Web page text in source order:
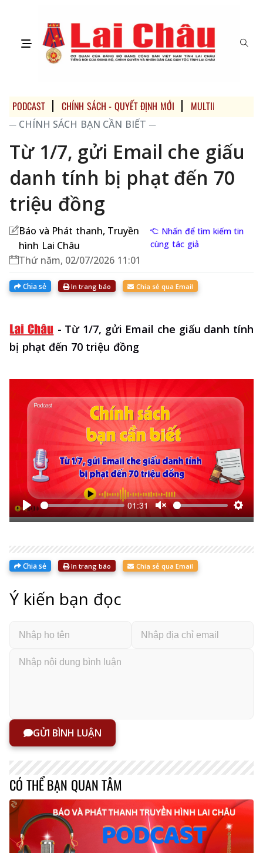
PODCAST CHÍNH SÁCH - QUYẾT ĐỊNH MỚI MULTIMEDIA
─ CHÍNH SÁCH BẠN CẦN BIẾT ─
Từ 1/7, gửi Email che giấu
danh tính bị phạt đến 70
triệu đồng
Báo và Phát thanh, Truyền
hình Lai Châu
Nhấn để tìm kiếm tin
cùng tác giả
Thứ năm, 02/07/2026 11:01
Chia sẻ In trang báo Chia sẻ qua Email
- Từ 1/7, gửi Email che giấu danh tính
bị phạt đến 70 triệu đồng
Bắt
01:31
Unmute
Thiết
Chia sẻ In trang báo Chia sẻ qua Email
Ý kiến bạn đọc
GỬI BÌNH LUẬN
CÓ THỂ BẠN QUAN TÂM